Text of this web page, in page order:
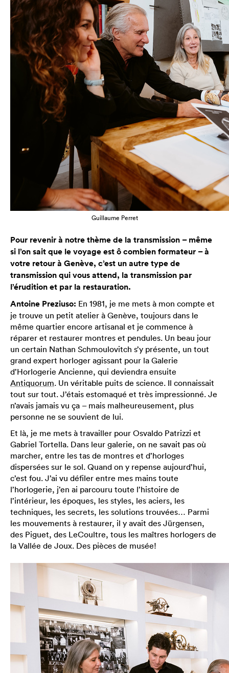
Guillaume Perret
Pour revenir à notre thème de la transmission – même
si l’on sait que le voyage est ô combien formateur – à
votre retour à Genève, c’est un autre type de
transmission qui vous attend, la transmission par
l’érudition et par la restauration.
Antoine Preziuso: En 1981, je me mets à mon compte et
je trouve un petit atelier à Genève, toujours dans le
même quartier encore artisanal et je commence à
réparer et restaurer montres et pendules. Un beau jour
un certain Nathan Schmoulovitch s’y présente, un tout
grand expert horloger agissant pour la Galerie
d’Horlogerie Ancienne, qui deviendra ensuite
Antiquorum. Un véritable puits de science. Il connaissait
tout sur tout. J’étais estomaqué et très impressionné. Je
n’avais jamais vu ça – mais malheureusement, plus
personne ne se souvient de lui.
Et là, je me mets à travailler pour Osvaldo Patrizzi et
Gabriel Tortella. Dans leur galerie, on ne savait pas où
marcher, entre les tas de montres et d’horloges
dispersées sur le sol. Quand on y repense aujourd’hui,
c’est fou. J’ai vu défiler entre mes mains toute
l’horlogerie, j’en ai parcouru toute l’histoire de
l’intérieur, les époques, les styles, les aciers, les
techniques, les secrets, les solutions trouvées… Parmi
les mouvements à restaurer, il y avait des Jürgensen,
des Piguet, des LeCoultre, tous les maîtres horlogers de
la Vallée de Joux. Des pièces de musée!